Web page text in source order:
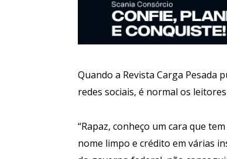
Quando a Revista Carga Pesada
redes sociais, é normal os
“Rapaz, conheço um cara que
nome limpo e crédito em várias